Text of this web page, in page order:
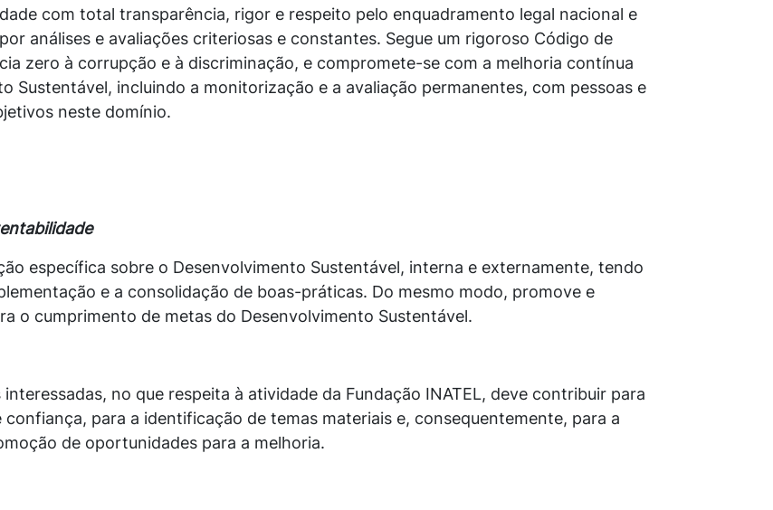
com total transparência, rigor e respeito pelo enquadramento legal nacional e
análises e avaliações criteriosas e constantes. Segue um rigoroso Código de
zero à corrupção e à discriminação, e compromete-se com a melhoria contínua
Sustentável, incluindo a monitorização e a avaliação permanentes, com pessoas e
neste domínio.
específica sobre o Desenvolvimento Sustentável, interna e externamente, tendo
e a consolidação de boas-práticas. Do mesmo modo, promove e
o cumprimento de metas do Desenvolvimento Sustentável.
no que respeita à atividade da Fundação INATEL, deve contribuir para
para a identificação de temas materiais e, consequentemente, para a
de oportunidades para a melhoria.